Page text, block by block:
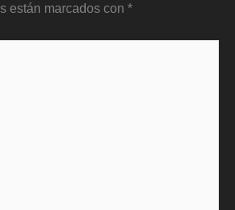
están marcados con *